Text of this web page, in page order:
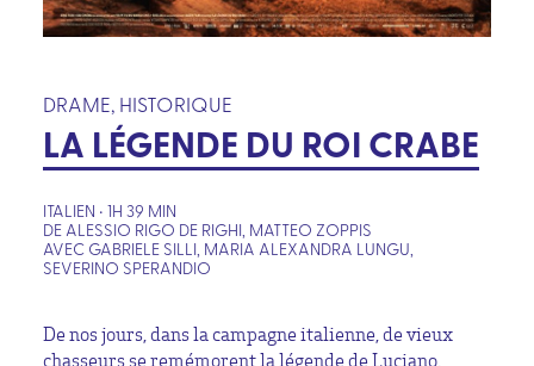
DRAME, HISTORIQUE
LA LÉGENDE DU ROI CRABE
ITALIEN • 1H 39 MIN
DE ALESSIO RIGO DE RIGHI, MATTEO ZOPPIS
AVEC GABRIELE SILLI, MARIA ALEXANDRA LUNGU,
SEVERINO SPERANDIO
De nos jours, dans la campagne italienne, de vieux
chasseurs se remémorent la légende de Luciano.